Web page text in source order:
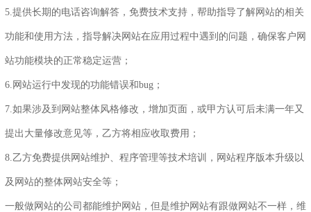
5.提供长期的电话咨询解答，免费技术支持，帮助指导了解网站的相关
功能和使用方法，指导解决网站在应用过程中遇到的问题，确保客户网
站功能模块的正常稳定运营；
6.网站运行中发现的功能错误和bug；
7.如果涉及到网站整体风格修改，增加页面，或甲方认可后未满一年又
提出大量修改意见等，乙方将相应收取费用；
8.乙方免费提供网站维护、程序管理等技术培训，网站程序版本升级以
及网站的整体网站安全等；
一般做网站的公司 都能维护网站，但是维护网站有跟做网站不一样，维